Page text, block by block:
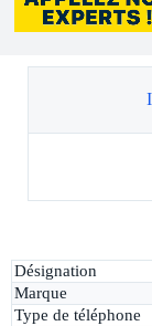
Désignation
Marque
Type de téléphone